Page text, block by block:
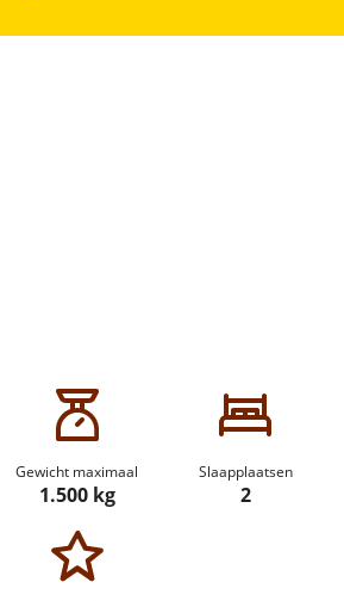
Gewicht maximaal
1.500 kg
Slaapplaatsen
2